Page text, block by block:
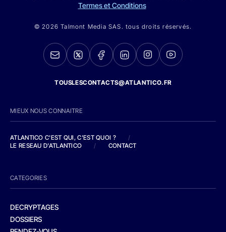
Termes et Conditions
© 2026 Talmont Media SAS. tous droits réservés.
TOUSLESCONTACTS@ATLANTICO.FR
MIEUX NOUS CONNAITRE
ATLANTICO C'EST QUI, C'EST QUOI ?
/
LE RESEAU D'ATLANTICO
/ CONTACT
CATEGORIES
DECRYPTAGES
DOSSIERS